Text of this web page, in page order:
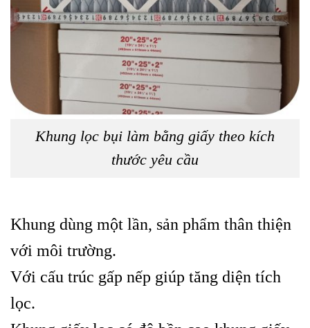
Khung lọc bụi làm bằng giấy theo kích
thước yêu cầu
Khung dùng một lần, sản phẩm thân thiện
với môi trường.
Với cấu trúc gấp nếp giúp tăng diện tích
lọc.